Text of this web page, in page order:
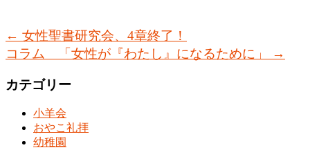
← 女性聖書研究会、4章終了！
コラム 「女性が『わたし』になるために」
→
カテゴリー
小羊会
おやこ礼拝
幼稚園